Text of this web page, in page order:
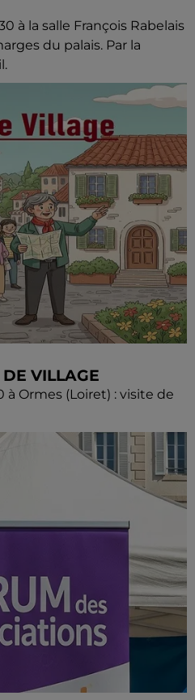
à la salle François Rabelais
du palais. Par la
VILLAGE
à Ormes (Loiret) : visite de